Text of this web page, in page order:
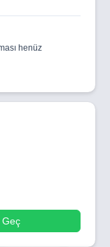
henüz